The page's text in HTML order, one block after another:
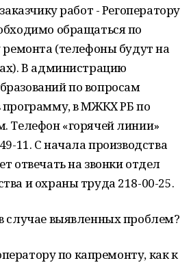
работ - Регоператору
обращаться по
ремонта (телефоны будут на
В администрацию
по вопросам
в МЖКХ РБ по
Телефон «горячей линии»
11. С начала производства
отвечать на звонки отдел
и охраны труда 218-00-25.
случае выявленных проблем?
по капремонту, как к